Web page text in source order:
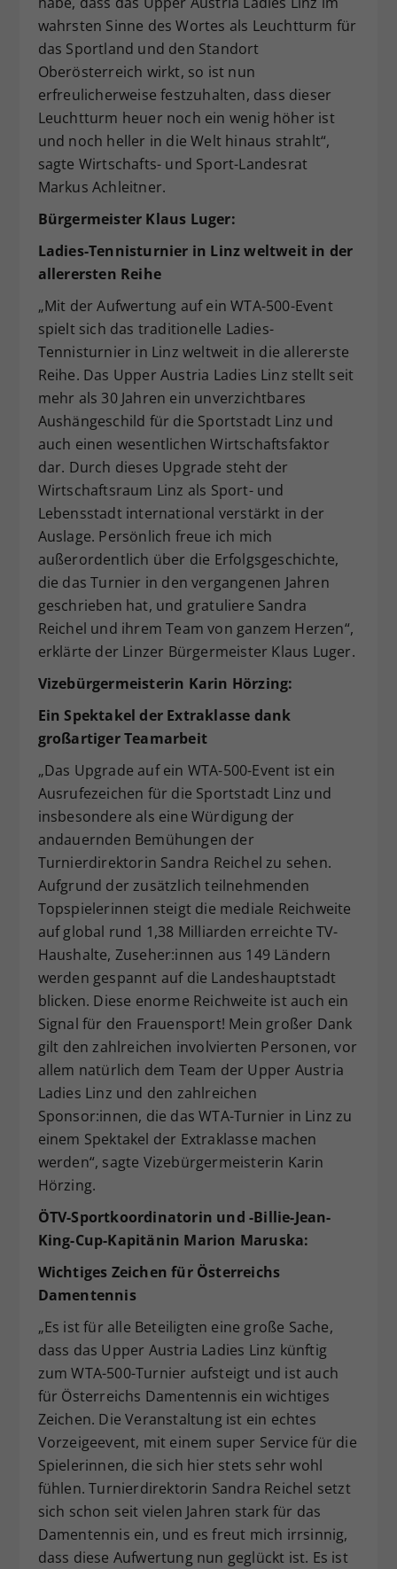
wahrsten Sinne des Wortes als Leuchtturm für
das Sportland und den Standort
Oberösterreich wirkt, so ist nun
erfreulicherweise festzuhalten, dass dieser
Leuchtturm heuer noch ein wenig höher ist
und noch heller in die Welt hinaus strahlt“,
sagte Wirtschafts- und Sport-Landesrat
Markus Achleitner.
Bürgermeister Klaus Luger:
Ladies-Tennisturnier in Linz weltweit in der
allerersten Reihe
„Mit der Aufwertung auf ein WTA-500-Event
spielt sich das traditionelle Ladies-
Tennisturnier in Linz weltweit in die allererste
Reihe. Das Upper Austria Ladies Linz stellt seit
mehr als 30 Jahren ein unverzichtbares
Aushängeschild für die Sportstadt Linz und
auch einen wesentlichen Wirtschaftsfaktor
dar. Durch dieses Upgrade steht der
Wirtschaftsraum Linz als Sport- und
Lebensstadt international verstärkt in der
Auslage. Persönlich freue ich mich
außerordentlich über die Erfolgsgeschichte,
die das Turnier in den vergangenen Jahren
geschrieben hat, und gratuliere Sandra
Reichel und ihrem Team von ganzem Herzen“,
erklärte der Linzer Bürgermeister Klaus Luger.
Vizebürgermeisterin Karin Hörzing:
Ein Spektakel der Extraklasse dank
großartiger Teamarbeit
„Das Upgrade auf ein WTA-500-Event ist ein
Ausrufezeichen für die Sportstadt Linz und
insbesondere als eine Würdigung der
andauernden Bemühungen der
Turnierdirektorin Sandra Reichel zu sehen.
Aufgrund der zusätzlich teilnehmenden
Topspielerinnen steigt die mediale Reichweite
auf global rund 1,38 Milliarden erreichte TV-
Haushalte, Zuseher:innen aus 149 Ländern
werden gespannt auf die Landeshauptstadt
blicken. Diese enorme Reichweite ist auch ein
Signal für den Frauensport! Mein großer Dank
gilt den zahlreichen involvierten Personen, vor
allem natürlich dem Team der Upper Austria
Ladies Linz und den zahlreichen
Sponsor:innen, die das WTA-Turnier in Linz zu
einem Spektakel der Extraklasse machen
werden“, sagte Vizebürgermeisterin Karin
Hörzing.
ÖTV-Sportkoordinatorin und -Billie-Jean-
King-Cup-Kapitänin Marion Maruska:
Wichtiges Zeichen für Österreichs
Damentennis
„Es ist für alle Beteiligten eine große Sache,
dass das Upper Austria Ladies Linz künftig
zum WTA-500-Turnier aufsteigt und ist auch
für Österreichs Damentennis ein wichtiges
Zeichen. Die Veranstaltung ist ein echtes
Vorzeigeevent, mit einem super Service für die
Spielerinnen, die sich hier stets sehr wohl
fühlen. Turnierdirektorin Sandra Reichel setzt
sich schon seit vielen Jahren stark für das
Damentennis ein, und es freut mich irrsinnig,
dass diese Aufwertung nun geglückt ist. Es ist